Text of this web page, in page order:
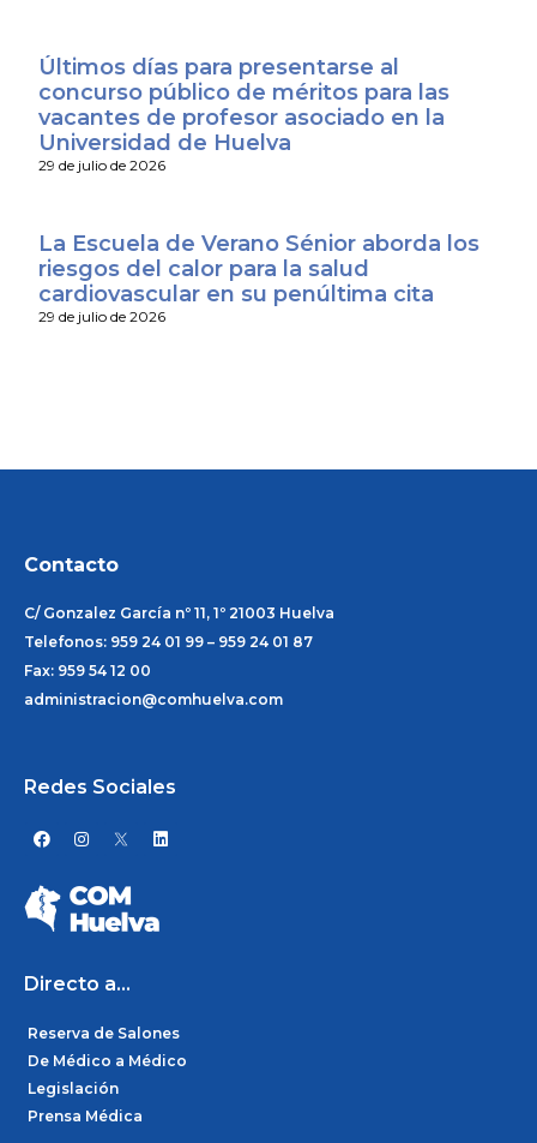
Últimos días para presentarse al
concurso público de méritos para las
vacantes de profesor asociado en la
Universidad de Huelva
29 de julio de 2026
La Escuela de Verano Sénior aborda los
riesgos del calor para la salud
cardiovascular en su penúltima cita
29 de julio de 2026
Contacto
C/ Gonzalez García nº 11, 1º 21003 Huelva
Telefonos: 959 24 01 99 – 959 24 01 87
Fax: 959 54 12 00
administracion@comhuelva.com
Redes Sociales
F
a
e
b
o
o
I
n
a
g
r
L
i
i
Directo a...
Reserva de Salones
De Médico a Médico
Legislación
Prensa Médica